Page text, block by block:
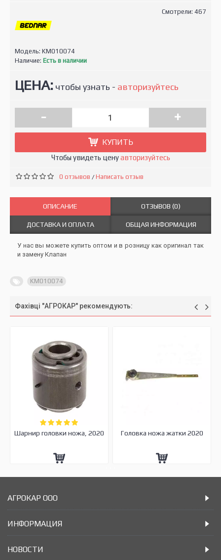
Смотрели: 467
Модель: KM010074
Наличие: Есть в наличии
ЦЕНА: чтобы узнать - авторизуйтесь
- +
КУПИТЬ
Чтобы увидеть ценуавторизуйтесь
0 отзывов /Написать отзыв
ОПИСАНИЕ ОТЗЫВОВ (0)
ДОСТАВКА И ОПЛАТА ОБЩАЯ ИНФОРМАЦИЯ
У нас вы можете купить оптом и в розницу как оригинал так
и замену Клапан
KM010074
Фахівці "АГРОКАР" рекомендують:
Шарнир головки ножа, 2020 Головка ножа жатки 2020
АГРОКАР ООО
ИНФОРМАЦИЯ
НОВОСТИ